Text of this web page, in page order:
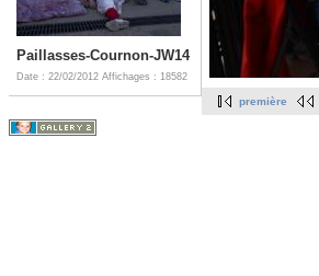
Paillasses-Cournon-JW14
Date : 22/02/2012 Affichages : 18582
première